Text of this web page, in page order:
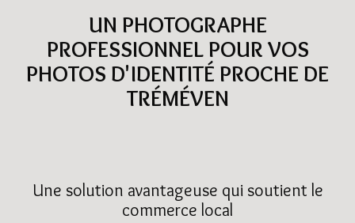
UN PHOTOGRAPHE
PROFESSIONNEL POUR VOS
PHOTOS D'IDENTITÉ PROCHE DE
TRÉMÉVEN
Une solution avantageuse qui soutient le
commerce local